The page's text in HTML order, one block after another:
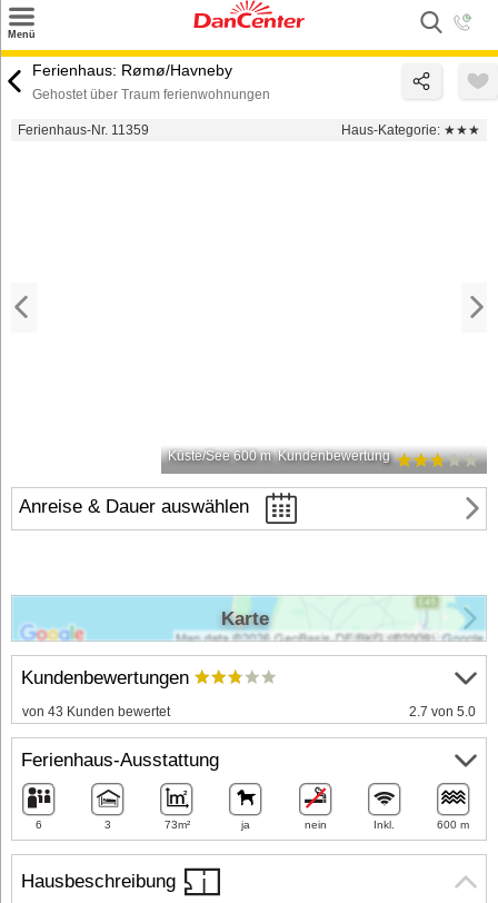
Menü
Suchen
Ferienhaus: Rømø/Havneby
Gehostet über Traum ferienwohnungen
Ferienhaus-Nr. 11359 Haus-Kategorie: ★★★
Küste/See 600 m Kundenbewertung
Anreise & Dauer auswählen
Hausbeschreibung
Kundenbewertungen
von 43 Kunden bewertet 2.7 von 5.0
Ferienhaus-Ausstattung
6 3 73m² ja nein Inkl. 600 m
Karte